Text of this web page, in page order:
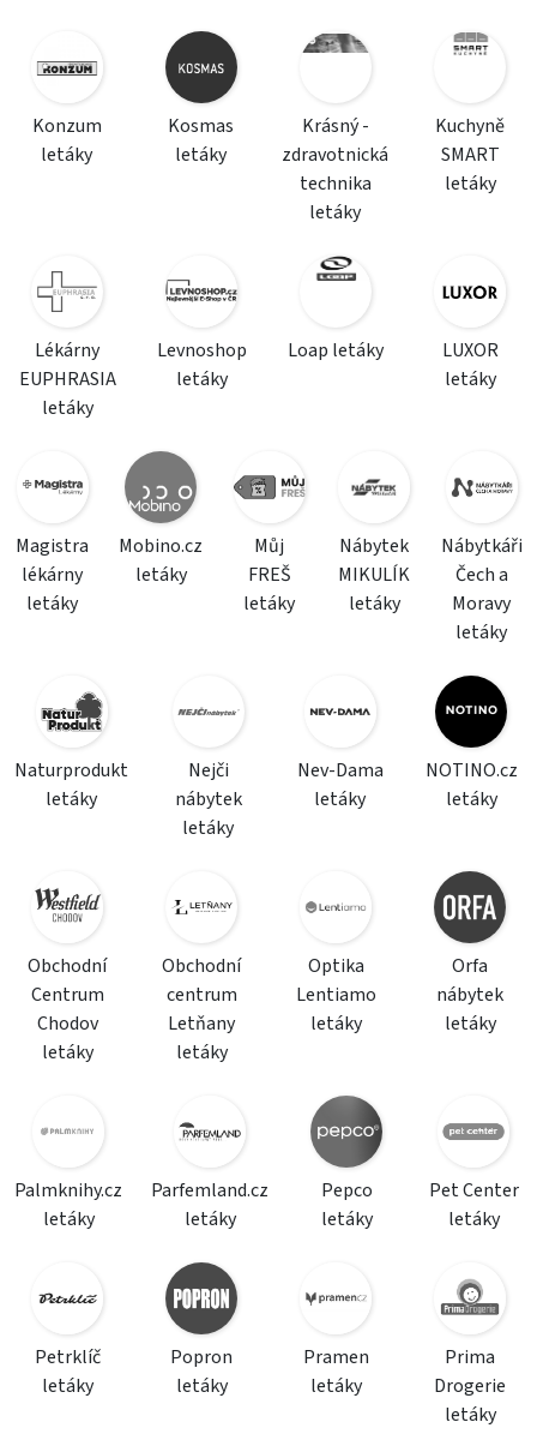
Konzum
letáky
Kosmas
letáky
Krásný -
zdravotnická
technika
letáky
Kuchyně
SMART
letáky
Lékárny
EUPHRASIA
letáky
Levnoshop
letáky
Loap letáky
LUXOR
letáky
Magistra
lékárny
letáky
Mobino.cz
letáky
Můj
FREŠ
letáky
Nábytek
MIKULÍK
letáky
Nábytkáři
Čech a
Moravy
letáky
Naturprodukt
letáky
Nejči
nábytek
letáky
Nev-Dama
letáky
NOTINO.cz
letáky
Obchodní
Centrum
Chodov
letáky
Obchodní
centrum
Letňany
letáky
Optika
Lentiamo
letáky
Orfa
nábytek
letáky
Palmknihy.cz
letáky
Parfemland.cz
letáky
Pepco
letáky
Pet Center
letáky
Petrklíč
letáky
Popron
letáky
Pramen
letáky
Prima
Drogerie
letáky